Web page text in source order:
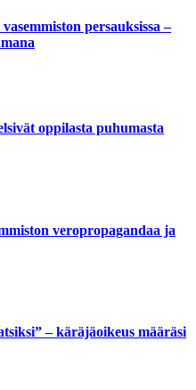
persauksissa –
oppilasta puhumasta
veropropagandaa ja
– käräjäoikeus määräsi